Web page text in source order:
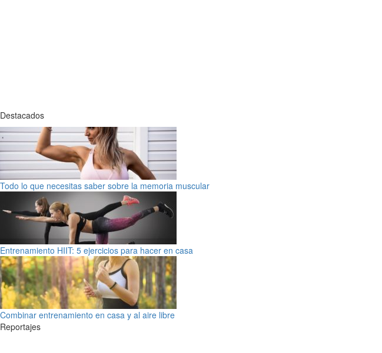
Destacados
Todo lo que necesitas saber sobre la memoria muscular
Entrenamiento HIIT: 5 ejercicios para hacer en casa
Combinar entrenamiento en casa y al aire libre
Reportajes